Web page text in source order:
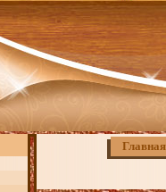
Главная